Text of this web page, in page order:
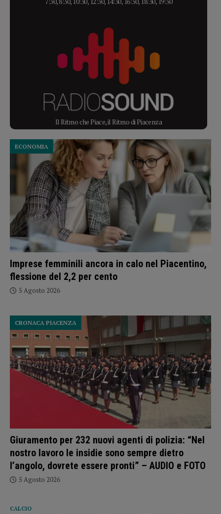
Il Ritmo che Piace, il Ritmo di Piacenza
Imprese femminili ancora in calo nel Piacentino,
flessione del 2,2 per cento
ECONOMIA
5 Agosto 2026
Giuramento per 232 nuovi agenti di polizia: “Nel
nostro lavoro le insidie sono sempre dietro
l’angolo, dovrete essere pronti” – AUDIO e FOTO
CRONACA PIACENZA
5 Agosto 2026
CALCIO